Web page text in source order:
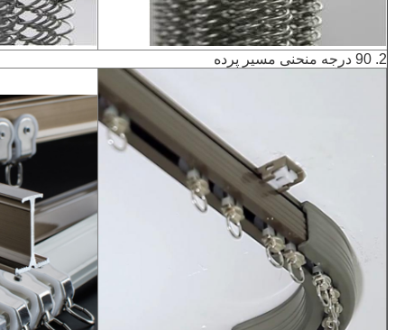
2. 90 درجه منحنی مسیر پرده